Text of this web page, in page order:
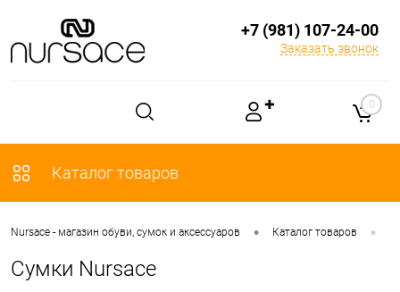
+7 (981) 107-24-00
Заказать звонок
✚ 0
Каталог товаров
Nursace - магазин обуви, сумок и аксессуаров • Каталог товаров •
Сумки Nursace